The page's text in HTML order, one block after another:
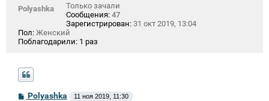
Polyashka
Только зачали
Сообщения: 47
Зарегистрирован: 31 окт 2019, 13:04
Пол: Женский
Поблагодарили: 1 раз
СPolyashka 11 ноя 2019, 11:30